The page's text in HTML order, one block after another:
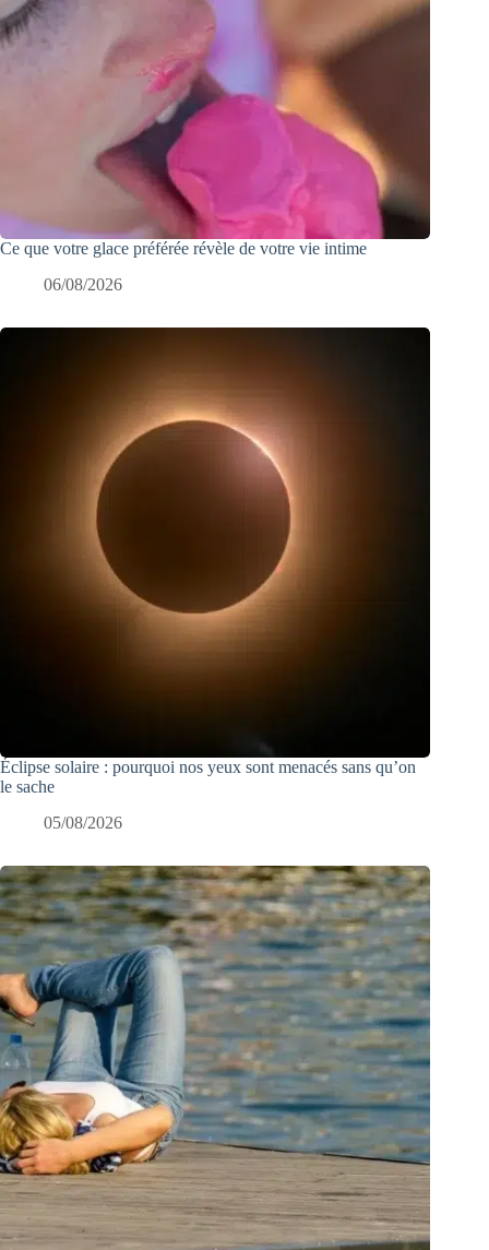
Ce que votre glace préférée révèle de votre vie intime
06/08/2026
Éclipse solaire : pourquoi nos yeux sont menacés sans qu’on
le sache
05/08/2026